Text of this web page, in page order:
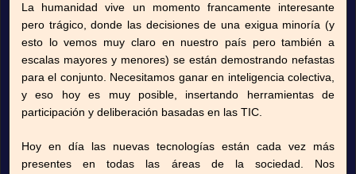
La humanidad vive un momento francamente interesante
pero trágico, donde las decisiones de una exigua minoría (y
esto lo vemos muy claro en nuestro país pero también a
escalas mayores y menores) se están demostrando nefastas
para el conjunto. Necesitamos ganar en inteligencia colectiva,
y eso hoy es muy posible, insertando herramientas de
participación y deliberación basadas en las TIC.
Hoy en día las nuevas tecnologías están cada vez más
presentes en todas las áreas de la sociedad. Nos